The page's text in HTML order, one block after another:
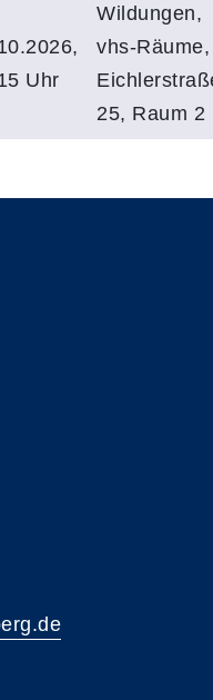
Uhr
Wildungen,
vhs-Räume,
25, Raum 2